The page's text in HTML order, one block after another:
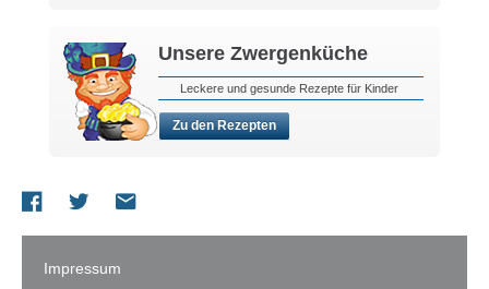
Unsere Zwergenküche
Leckere und gesunde Rezepte für Kinder
Zu den Rezepten
Impressum